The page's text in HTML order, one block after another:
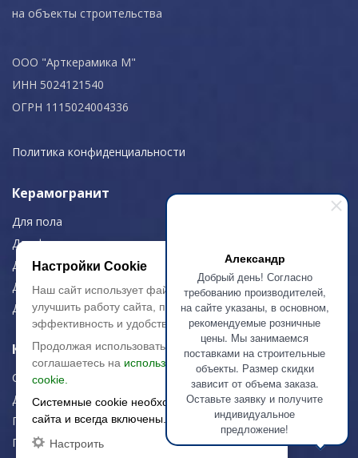
Александр
Добрый день! Согласно
требованию производителей,
на сайте указаны, в основном,
рекомендуемые розничные
цены. Мы занимаемся
поставками на строительные
объекты. Размер скидки
зависит от объема заказа.
Оставьте заявку и получите
индивидуальное
предложение!
на объекты строительства
ООО "Арткерамика М"
ИНН 5024121540
ОГРН 1115024004336
Политика конфиденциальности
Керамогранит
Для пола
Для фасада
Для дома/офиса
Для МОП
Для улицы
Керамическая плитка
Строительная плитка
Для дома/офиса
Плитка для стен
Плитка для пола
Настройки Cookie
Наш сайт использует файлы cookie, чтобы
улучшить работу сайта, повысить его
эффективность и удобство.
Продолжая использовать сайт, вы
соглашаетесь на использование файлов
cookie.
Системные cookie необходимы для работы
сайта и всегда включены.
Настроить